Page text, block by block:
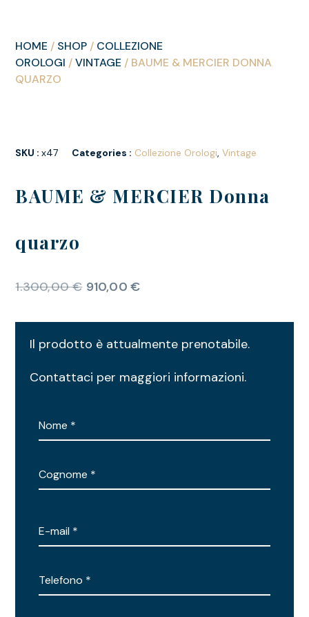
HOME / SHOP / COLLEZIONE
OROLOGI /VINTAGE / BAUME & MERCIER DONNA
QUARZO
SKU :x47 Categories : Collezione Orologi,Vintage
BAUME & MERCIER Donna
quarzo
1.300,00€ 910,00€
Il prodotto è attualmente prenotabile.
Contattaci per maggiori informazioni.